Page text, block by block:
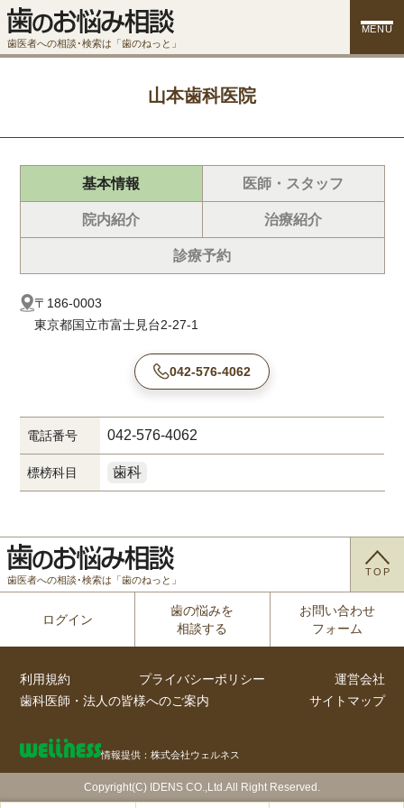
歯医者への相談･検索は「歯のねっと」
MENU
山本歯科医院
基本情報 医師・スタッフ
院内紹介 治療紹介
診療予約
〒186-0003
東京都国立市富士見台2-27-1
042-576-4062
電話番号 042-576-4062
標榜科目 歯科
歯医者への相談･検索は「歯のねっと」
TOP
ログイン
歯の悩みを
相談する
お問い合わせ
フォーム
利用規約 プライバシーポリシー
運営会社
歯科医師・法人の皆様へのご案内
サイトマップ
情報提供：株式会社ウェルネス
Copyright(C) IDENS CO.,Ltd.All Right Reserved.